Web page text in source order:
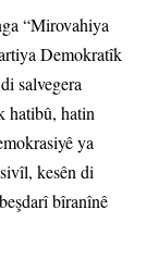
“Mirovahiya
Demokratîk
salvegera
hatibû, hatin
ya
kesên di
bîranînê